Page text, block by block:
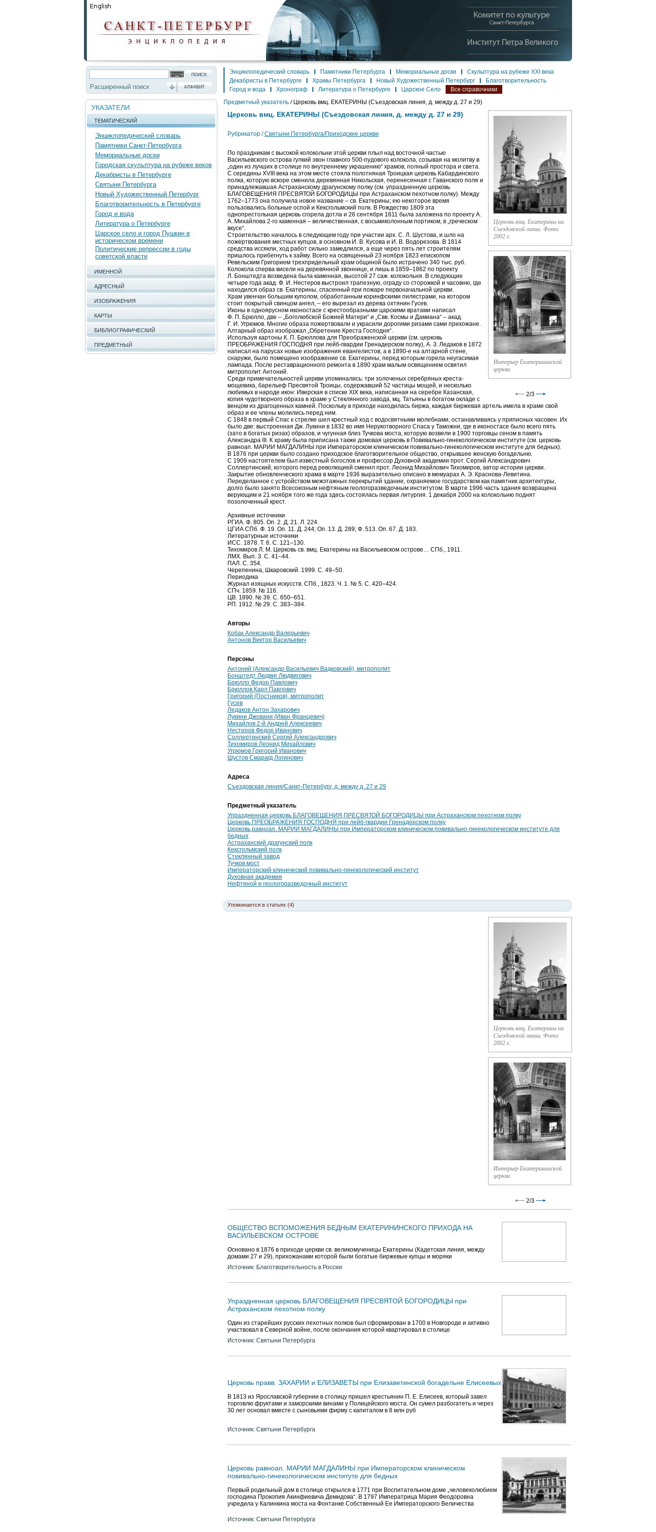
Расширенный поиск АЛФАВИТ
УКАЗАТЕЛИ
ТЕМАТИЧЕСКИЙ
Энциклопедический словарь
Памятники Санкт-Петербурга
Мемориальные доски
Городская скульптура на рубеже веков
Декабристы в Петербурге
Святыни Петербурга
Новый Художественный Петербург
Благотворительность в Петербурге
Город и вода
Литература о Петербурге
Царское село и город Пушкин в
историческом времени
Политические репрессии в годы
советской власти
ИМЕННОЙ
АДРЕСНЫЙ
ИЗОБРАЖЕНИЯ
КАРТЫ
БИБЛИОГРАФИЧЕСКИЙ
ПРЕДМЕТНЫЙ
Энциклопедический словарь Памятники Петербурга Мемориальные доски
Скульптура на рубеже XXI века
Декабристы в Петербурге
Храмы Петербурга Новый Художественный Петербург
Благотворительность
Город и вода
Хронограф Литература о Петербурге Царское Село
Все справочники
Предметный указатель / Церковь вмц. ЕКАТЕРИНЫ (Съездовская линия, д. между д. 27 и 29)
Церковь вмц. Екатерины на
Съездовской линии. Фото
2002 г.
Интерьер Екатерининской
церкви
Часовня Нерукотворного
Спаса у Таможни
2/3
Церковь вмц. ЕКАТЕРИНЫ (Съездовская линия, д. между д. 27 и 29)
Рубрикатор / Святыни Петербурга/Приходские церкви
По праздникам с высокой колокольни этой церкви плыл над восточной частью
Васильевского острова гулкий звон главного 500-пудового колокола, созывая на молитву в
„один из лучших в столице по внутреннему украшению“ храмов, полный простора и света.
С середины XVIII века на этом месте стояла полотняная Троицкая церковь Кабардинского
полка, которую вскоре сменила деревянная Никольская, перенесенная с Гаванского поля и
принадлежавшая Астраханскому драгунскому полку (см. упраздненную церковь
БЛАГОВЕЩЕНИЯ ПРЕСВЯТОЙ БОГОРОДИЦЫ при Астраханском пехотном полку). Между
1762–1773 она получила новое название – св. Екатерины; ею некоторое время
пользовались больные оспой и Кексгольмский полк. В Рождество 1809 эта
однопрестольная церковь сгорела дотла и 26 сентября 1811 была заложена по проекту А.
А. Михайлова 2-го каменная – величественная, с восьмиколонным портиком, в „греческом
вкусе“.
Строительство началось в следующем году при участии арх. С. Л. Шустова, и шло на
пожертвования местных купцов, в основном И. В. Кусова и И. В. Водорезова. В 1814
средства иссякли, ход работ сильно замедлился, а еще через пять лет строителям
пришлось прибегнуть к займу. Всего на освященный 23 ноября 1823 епископом
Ревельским Григорием трехпридельный храм общиной было истрачено 340 тыс. руб.
Колокола сперва висели на деревянной звоннице, и лишь в 1859–1862 по проекту
Л. Бонштедта возведена была каменная, высотой 27 саж. колокольня. В следующие
четыре года акад. Ф. И. Нестеров выстроил трапезную, ограду со сторожкой и часовню, где
находился образ св. Екатерины, спасенный при пожаре первоначальной церкви.
Храм увенчан большим куполом, обработанным коринфскими пилястрами, на котором
стоит покрытый свинцом ангел, – его вырезал из дерева охтянин Гусев.
Иконы в одноярусном иконостасе с крестообразными царскими вратами написал
Ф. П. Брюлло, две – „Боголюбской Божией Матери“ и „Свв. Космы и Дамиана“ – акад.
Г. И. Угрюмов. Многие образа пожертвовали и украсили дорогими ризами сами прихожане.
Алтарный образ изображал „Обретение Креста Господня“.
Используя картоны К. П. Брюллова для Преображенской церкви (см. церковь
ПРЕОБРАЖЕНИЯ ГОСПОДНЯ при лейб-гвардии Гренадерском полку), А. З. Ледаков в 1872
написал на парусах новые изображения евангелистов, а в 1890-е на алтарной стене,
снаружи, было помещено изображение св. Екатерины, перед которым горела неугасимая
лампада. После реставрационного ремонта в 1890 храм малым освящением освятил
митрополит Антоний.
Среди примечательностей церкви упоминались: три золоченых серебряных креста-
мощевика, барельеф Пресвятой Троицы, содержавший 52 частицы мощей, и несколько
любимых в народе икон: Иверская в списке XIX века, написанная на серебре Казанская,
копия чудотворного образа в храме у Стеклянного завода, мц. Татьяны в богатом окладе с
венцом из драгоценных камней. Поскольку в приходе находилась биржа, каждая биржевая артель имела в храме свой
образ и ее члены молились перед ним.
С 1848 в первый Спас к стрелке шел крестный ход с водосвятными молебнами, останавливаясь у приписных часовен. Их
было две: выстроенная Дж. Лукини в 1832 во имя Нерукотворного Спаса у Таможни, где в иконостасе было всего пять
(зато в богатых ризах) образов, и чугунная близ Тучкова моста, которую возвели в 1900 торговцы сеном в память
Александра III. К храму была приписана также домовая церковь в Повивально-гинекологическом институте (см. церковь
равноап. МАРИИ МАГДАЛИНЫ при Императорском клиническом повивально-гинекологическом институте для бедных).
В 1876 при церкви было создано приходское благотворительное общество, открывшее женскую богадельню.
С 1909 настоятелем был известный богослов и профессор Духовной академии прот. Сергий Александрович
Соллертинский, которого перед революцией сменил прот. Леонид Михайлович Тихомиров, автор истории церкви.
Закрытие обновленческого храма в марте 1936 выразительно описано в мемуарах А. Э. Краснова-Левитина.
Переделанное с устройством межэтажных перекрытий здание, охраняемое государством как памятник архитектуры,
долго было занято Всесоюзным нефтяным геологоразведочным институтом. В марте 1996 часть здания возвращена
верующим и 21 ноября того же года здесь состоялась первая литургия. 1 декабря 2000 на колокольню поднят
позолоченный крест.
Архивные источники
РГИА. Ф. 805. Оп. 2. Д. 21. Л. 224.
ЦГИА СПб. Ф. 19. Оп. 11. Д. 244; Оп. 13. Д. 289; Ф. 513. Оп. 67. Д. 183.
Литературные источники
ИСС. 1878. Т. 6. С. 121–130.
Тихомиров Л. М. Церковь св. вмц. Екатерины на Васильевском острове… СПб., 1911.
ЛМХ. Вып. 3. С. 41–44.
ПАЛ. С. 354.
Черепенина, Шкаровский. 1999. С. 49–50.
Периодика
Журнал изящных искусств. СПб., 1823. Ч. 1. № 5. С. 420–424.
СПч. 1859. № 116.
ЦВ. 1890. № 39. С. 650–651.
РП. 1912. № 29. С. 383–384.
Авторы
Кобак Александр Валерьевич
Антонов Виктор Васильевич
Персоны
Антоний (Александр Васильевич Вадковский), митрополит
Бонштедт Людвиг Людвигович
Брюлло Федор Павлович
Брюллов Карл Павлович
Григорий (Постников), митрополит
Гусев
Ледаков Антон Захарович
Лукини Джовани (Иван Францевич)
Михайлов 2-й Андрей Алексеевич
Нестеров Федор Иванович
Соллертинский Сергий Александрович
Тихомиров Леонид Михайлович
Угрюмов Григорий Иванович
Шустов Смарагд Логинович
Адреса
Съездовская линия/Санкт-Петербург, д. между д. 27 и 29
Предметный указатель
Упраздненная церковь БЛАГОВЕЩЕНИЯ ПРЕСВЯТОЙ БОГОРОДИЦЫ при Астраханском пехотном полку
Церковь ПРЕОБРАЖЕНИЯ ГОСПОДНЯ при лейб-гвардии Гренадерском полку
Церковь равноап. МАРИИ МАГДАЛИНЫ при Императорском клиническом повивально-гинекологическом институте для
бедных
Астраханский драгунский полк
Кексгольмский полк
Стеклянный завод
Тучков мост
Императорский клинический повивально-гинекологический институт
Духовная академия
Нефтяной и геологоразведочный институт
Упоминается в статьях (4)
Церковь вмц. Екатерины на
Съездовской линии. Фото
2002 г.
Интерьер Екатерининской
церкви
Часовня Нерукотворного
2/3
ОБЩЕСТВО ВСПОМОЖЕНИЯ БЕДНЫМ ЕКАТЕРИНИНСКОГО ПРИХОДА НА
ВАСИЛЬЕВСКОМ ОСТРОВЕ
Основано в 1876 в приходе церкви св. великомученицы Екатерины (Кадетская линия, между
домами 27 и 29), прихожанами которой были богатые биржевые купцы и моряки
Источник: Благотворительность в России
Упраздненная церковь БЛАГОВЕЩЕНИЯ ПРЕСВЯТОЙ БОГОРОДИЦЫ при
Астраханском пехотном полку
Один из старейших русских пехотных полков был сформирован в 1700 в Новгороде и активно
участвовал в Северной войне, после окончания которой квартировал в столице
Источник: Святыни Петербурга
Церковь правв. ЗАХАРИИ и ЕЛИЗАВЕТЫ при Елизаветинской богадельне Елисеевых
В 1813 из Ярославской губернии в столицу пришел крестьянин П. Е. Елисеев, который завел
торговлю фруктами и заморскими винами у Полицейского моста. Он сумел разбогатеть и через
30 лет основал вместе с сыновьями фирму с капиталом в 8 млн руб
Источник: Святыни Петербурга
Церковь равноап. МАРИИ МАГДАЛИНЫ при Императорском клиническом
повивально-гинекологическом институте для бедных
Первый родильный дом в столице открылся в 1771 при Воспитательном доме „человеколюбием
господина Прокопия Акинфиевича Демидова“. В 1797 Императрица Мария Феодоровна
учредила у Калинкина моста на Фонтанке Собственный Ее Императорского Величества
Источник: Святыни Петербурга